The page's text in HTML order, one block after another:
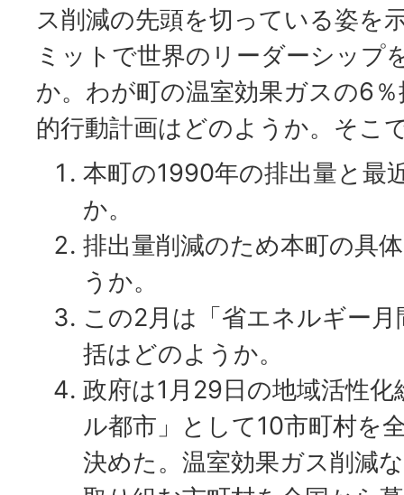
ス削減の先頭を切っている姿を
ミットで世界のリーダーシップ
か。わが町の温室効果ガスの6
的行動計画はどのようか。そこ
本町の1990年の排出量と最
か。
排出量削減のため本町の具
うか。
この2月は「省エネルギー
括はどのようか。
政府は1月29日の地域活性
ル都市」として10市町村を
決めた。温室効果ガス削減